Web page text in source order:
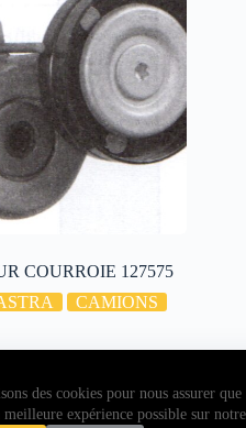
des cookies pour nous assurer que
expérience possible sur
COURROIE 127575
CAMIONS
2026 - ALL PARTS FRANCE